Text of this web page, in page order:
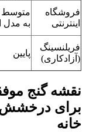
فروشگاه
اینترنتی
متوسط
به مدل
فریلنسینگ
(آزادکاری)
پایین
نقشه گنج
برای درخشش و
خانه